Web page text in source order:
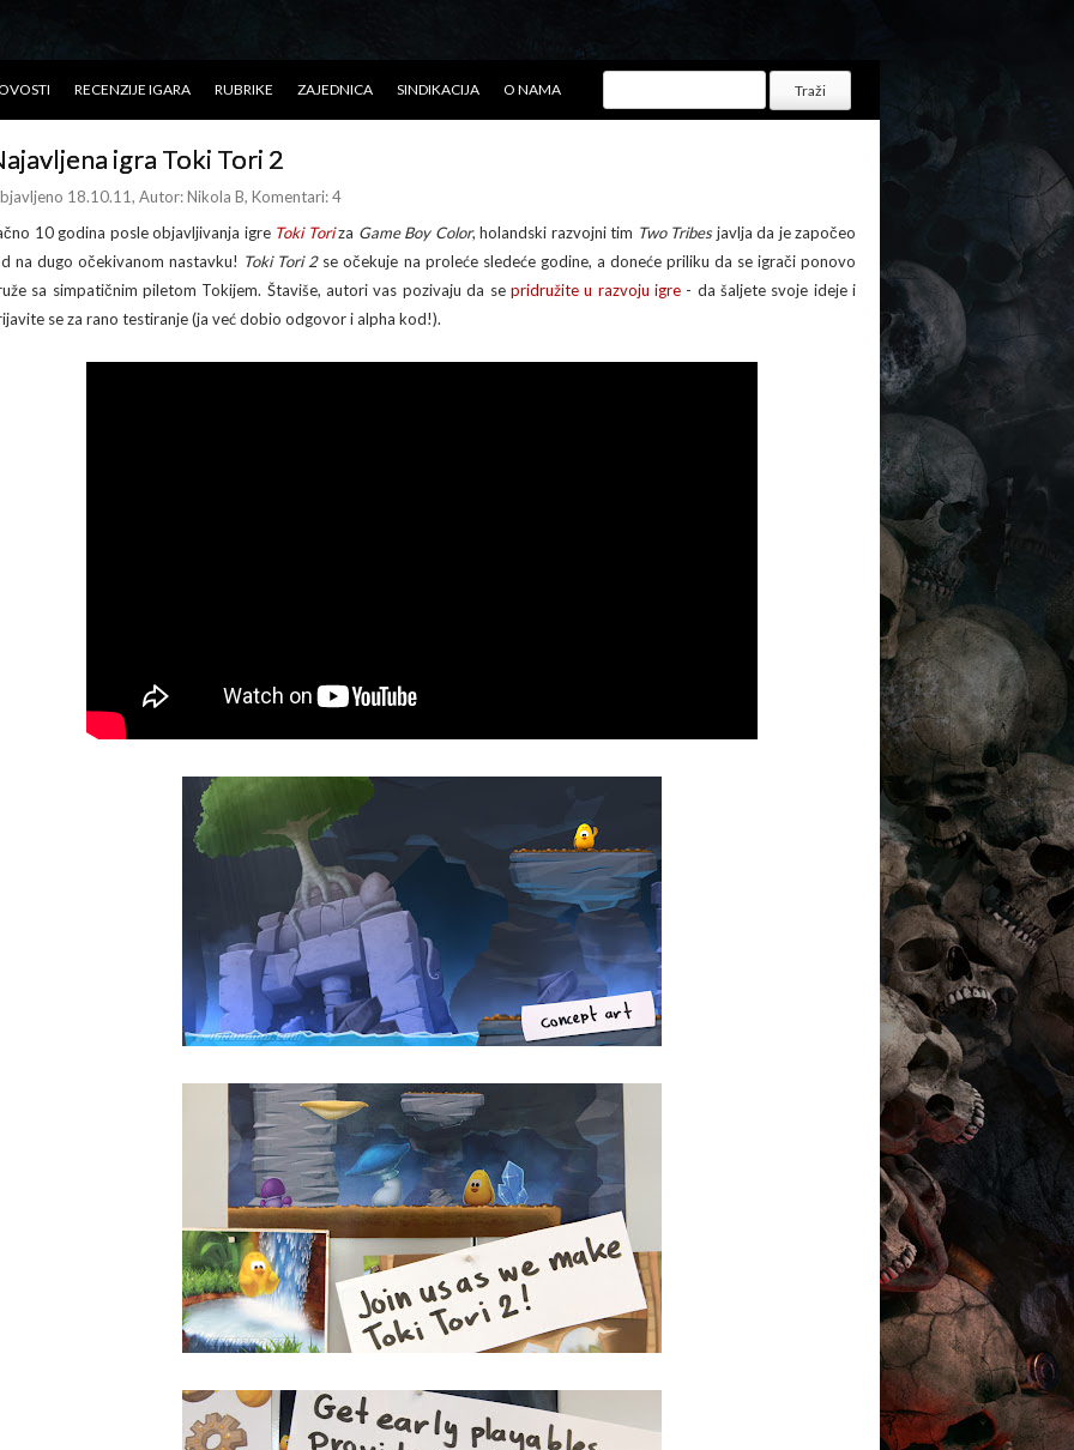
RECENZIJE IGARA RUBRIKE ZAJEDNICA SINDIKACIJA O NAMA
igra Toki Tori 2
18.10.11, Autor:Nikola B, Komentari: 4
10 godina posle objavljivanja igre Toki Toriza Game Boy Color, holandski razvojni tim Two Tribesjavlja da je započeo
na dugo očekivanom nastavku! Toki Tori 2se očekuje na proleće sledeće godine, a doneće priliku da se igrači ponovo
sa simpatičnim piletom Tokijem. Štaviše, autori vas pozivaju da se pridružite u razvoju igre- da šaljete svoje ideje i
se za rano testiranje (ja već dobio odgovor i alpha kod!).